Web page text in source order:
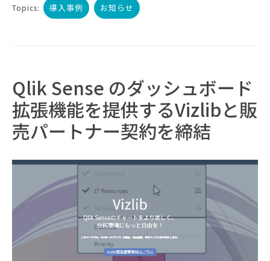
Topics: 導入事例 お知らせ
Qlik Sense のダッシュボード
拡張機能を提供するVizlibと販
売パートナー契約を締結